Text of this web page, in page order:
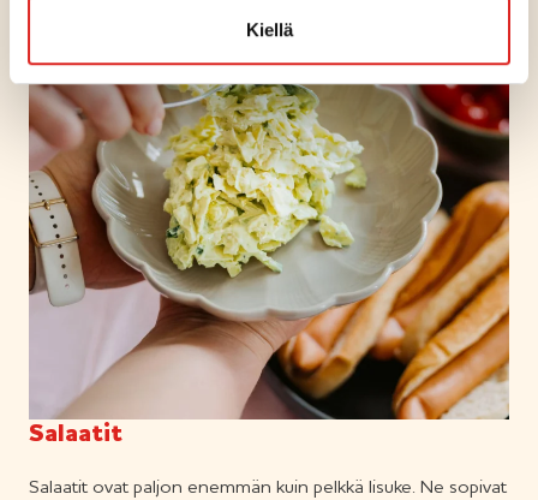
Kiellä
Salaatit
Salaatit ovat paljon enemmän kuin pelkkä lisuke. Ne sopivat